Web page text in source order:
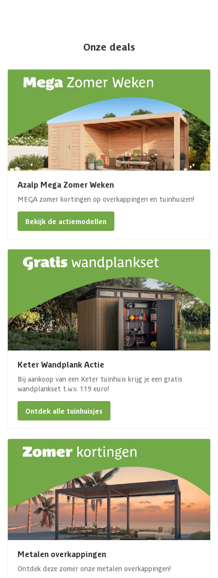
Onze deals
Azalp Mega Zomer Weken
MEGA zomer kortingen op overkappingen en tuinhuizen!
Bekijk de actiemodellen
Keter Wandplank Actie
Bij aankoop van een Keter tuinhuis krijg je een gratis
wandplankset t.w.v. 119 euro!
Ontdek alle tuinhuisjes
Metalen overkappingen
Ontdek deze zomer onze metalen overkappingen!